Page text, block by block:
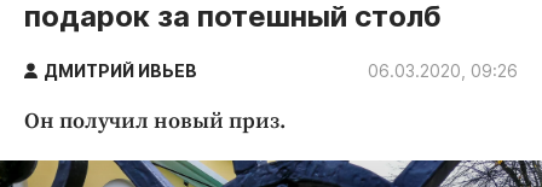
Народные новости
Авто и транспорт
Криминал
Культура
подарок за потешный столб
ДМИТРИЙ ИВЬЕВ 06.03.2020, 09:26
Он получил новый приз.